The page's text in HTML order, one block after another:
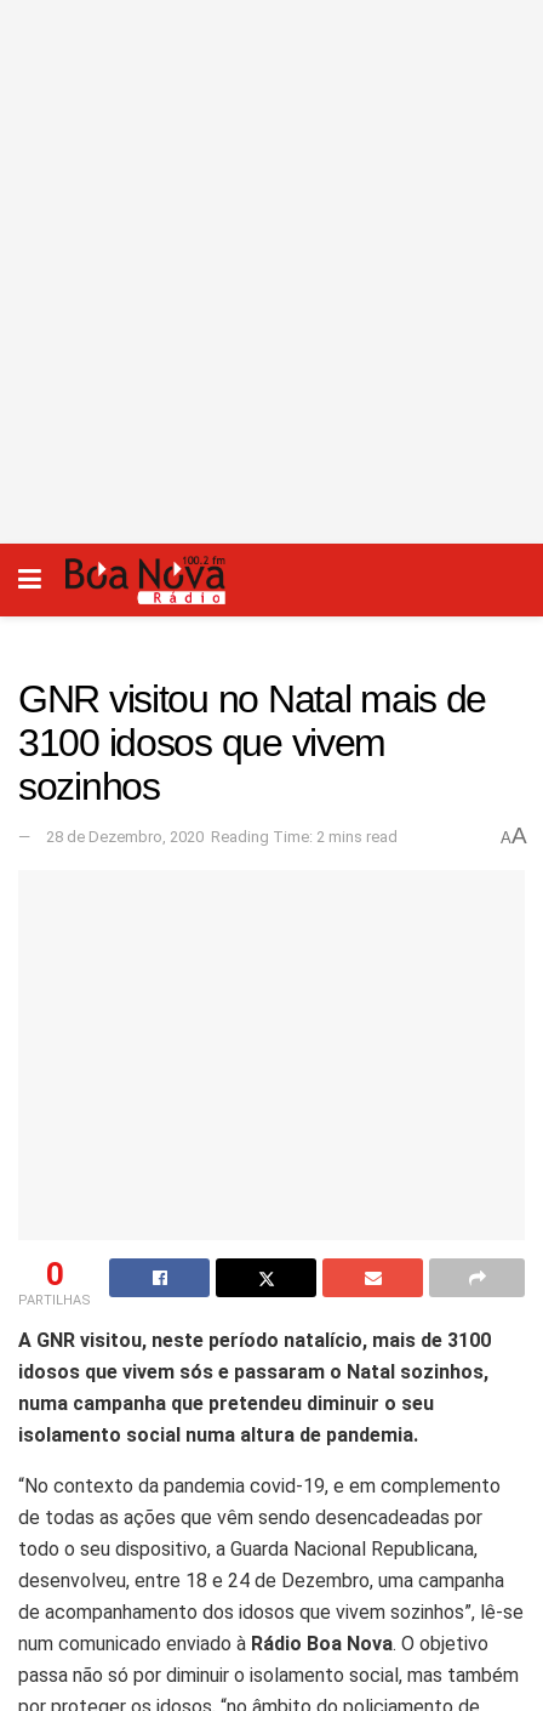
GNR visitou no Natal mais de
3100 idosos que vivem
sozinhos
28 de Dezembro, 2020 Reading Time: 2 mins read AA
0
PARTILHAS
A GNR visitou, neste período natalício, mais de 3100
idosos que vivem sós e passaram o Natal sozinhos,
numa campanha que pretendeu diminuir o seu
isolamento social numa altura de pandemia.
“No contexto da pandemia covid-19, e em complemento
de todas as ações que vêm sendo desencadeadas por
todo o seu dispositivo, a Guarda Nacional Republicana,
desenvolveu, entre 18 e 24 de Dezembro, uma campanha
de acompanhamento dos idosos que vivem sozinhos”, lê-se
num comunicado enviado à Rádio Boa Nova. O objetivo
passa não só por diminuir o isolamento social, mas também